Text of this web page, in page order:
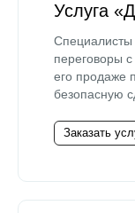
Услуга
Специалисты
переговоры
его продаже
безопасную
Заказать